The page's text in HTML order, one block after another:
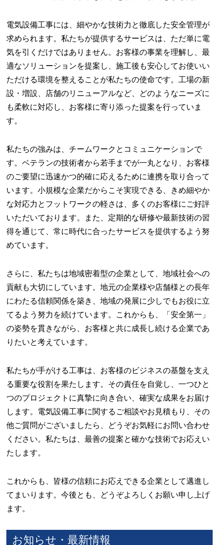
電気設備工事には、細やかな技術力と徹底した安全管理が
求められます。私たちが提供するサービスは、ただ単に電
気を引くだけではありません。お客様の事業を理解し、最
適なソリューションを提案し、施工後も安心してお使いい
ただける環境を整えることが私たちの使命です。工場の新
設・増設、店舗のリニューアルなど、どのようなニーズに
も柔軟に対応し、お客様に寄り添った提案を行っていま
す。
私たちの強みは、チームワークとコミュニケーションで
す。ベテランの技術者から若手までが一丸となり、お客様
のご要望に迅速かつ的確に応えるために連携を取り合って
います。小規模な企業だからこそ実現できる、きめ細やか
な対応力とフットワークの軽さは、多くのお客様にご好評
いただいております。また、定期的な研修や最新技術の習
得を通じて、常に時代に合ったサービスを提供するよう努
めています。
さらに、私たちは地域密着型の企業として、地域社会への
貢献も大切にしています。地元の企業様や店舗様との長年
にわたる信頼関係を築き、地域の発展に少しでもお役に立
てるよう努力を続けています。これからも、「安全第一」
の姿勢を貫きながら、お客様と共に成長し続ける企業であ
りたいと考えています。
私たちが手がける工事は、お客様のビジネスの基盤を支え
る重要な役割を果たします。その責任を自覚し、一つひと
つのプロジェクトに真摯に向き合い、確実な成果をお届け
します。電気設備工事に関するご相談やお見積もり、その
他ご質問がございましたら、どうぞお気軽にお問い合わせ
ください。私たちは、最善の提案と確かな技術でお応えい
たします。
これからも、皆様の信頼にお応えできる企業として邁進し
てまいります。今後とも、どうぞよろしくお願い申し上げ
ます。
お知らせ・最新情報